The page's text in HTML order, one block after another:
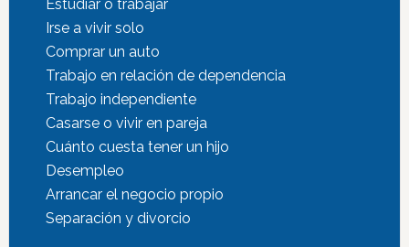
Estudiar o trabajar
Irse a vivir solo
Comprar un auto
Trabajo en relación de dependencia
Trabajo independiente
Casarse o vivir en pareja
Cuánto cuesta tener un hijo
Desempleo
Arrancar el negocio propio
Separación y divorcio